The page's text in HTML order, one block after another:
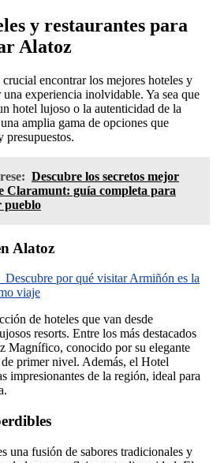
y restaurantes para
Alatoz
encontrar los mejores hoteles y
una experiencia inolvidable. Ya sea que
hotel lujoso o la autenticidad de la
amplia gama de opciones que
presupuestos.
Descubre los secretos mejor
Claramunt: guía completa para
pueblo
Alatoz
Descubre por qué visitar Armiñón es la
viaje
de hoteles que van desde
resorts. Entre los más destacados
Magnífico, conocido por su elegante
primer nivel. Además, el Hotel
impresionantes de la región, ideal para
una fusión de sabores tradicionales y